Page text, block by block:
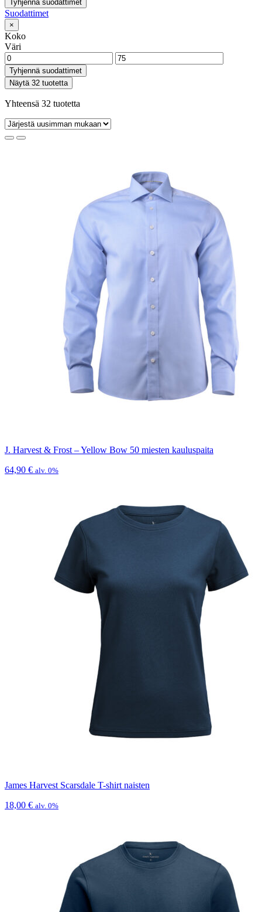
Tyhjennä suodattimet
Suodattimet
×
Koko
Väri
Tyhjennä suodattimet
Näytä 32 tuotetta
Yhteensä 32 tuotetta
J. Harvest & Frost – Yellow Bow 50 miesten kauluspaita
64,90 € alv. 0%
James Harvest Scarsdale T-shirt naisten
18,00 € alv. 0%